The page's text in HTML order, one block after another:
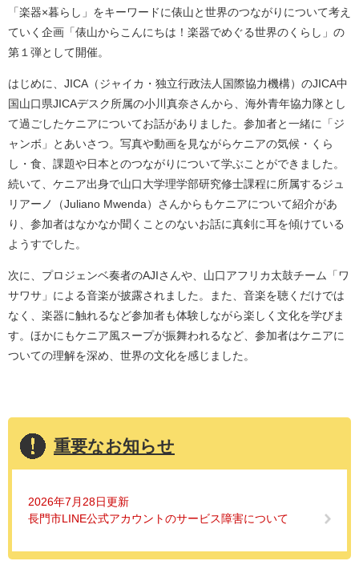
「楽器×暮らし」をキーワードに俵山と世界のつながりについて考え
ていく企画「俵山からこんにちは！楽器でめぐる世界のくらし」の
第１弾として開催。
はじめに、JICA（ジャイカ・独立行政法人国際協力機構）のJICA中
国山口県JICAデスク所属の小川真奈さんから、海外青年協力隊とし
て過ごしたケニアについてお話がありました。参加者と一緒に「ジ
ャンボ」とあいさつ。写真や動画を見ながらケニアの気候・くら
し・食、課題や日本とのつながりについて学ぶことができました。
続いて、ケニア出身で山口大学理学部研究修士課程に所属するジュ
リアーノ（Juliano Mwenda）さんからもケニアについて紹介があ
り、参加者はなかなか聞くことのないお話に真剣に耳を傾けている
ようすでした。
次に、プロジェンベ奏者のAJIさんや、山口アフリカ太鼓チーム「ワ
サワサ」による音楽が披露されました。また、音楽を聴くだけでは
なく、楽器に触れるなど参加者も体験しながら楽しく文化を学びま
す。ほかにもケニア風スープが振舞われるなど、参加者はケニアに
ついての理解を深め、世界の文化を感じました。
重要なお知らせ
2026年7月28日更新
長門市LINE公式アカウントのサービス障害について